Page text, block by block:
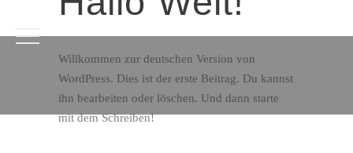
Willkommen zur deutschen Version von
WordPress. Dies ist der erste Beitrag. Du kannst
ihn bearbeiten oder löschen. Und dann starte
mit dem Schreiben!